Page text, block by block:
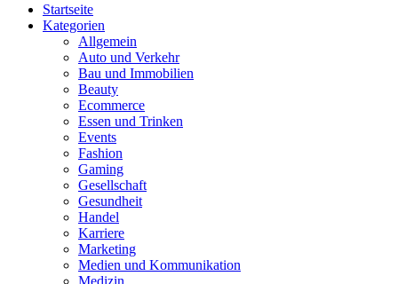
Startseite
Kategorien
Allgemein
Auto und Verkehr
Bau und Immobilien
Beauty
Ecommerce
Essen und Trinken
Events
Fashion
Gaming
Gesellschaft
Gesundheit
Handel
Karriere
Marketing
Medien und Kommunikation
Medizin